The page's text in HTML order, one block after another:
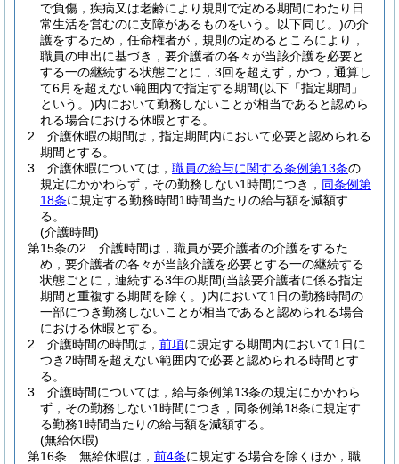
で負傷，疾病又は老齢により規則で定める期間にわたり日
常生活を営むのに支障があるものをいう。以下同じ。)の介
護をするため，任命権者が，規則の定めるところにより，
職員の申出に基づき，要介護者の各々が当該介護を必要と
する一の継続する状態ごとに，3回を超えず，かつ，通算し
て6月を超えない範囲内で指定する期間(以下「指定期間」
という。)内において勤務しないことが相当であると認めら
れる場合における休暇とする。
2
介護休暇の期間は，指定期間内において必要と認められる
期間とする。
3
介護休暇については， 職員の給与に関する条例第13条の
規定にかかわらず，その勤務しない1時間につき， 同条例第
18条に規定する勤務時間1時間当たりの給与額を減額す
る。
(介護時間)
第15条の2
介護時間は，職員が要介護者の介護をするた
め，要介護者の各々が当該介護を必要とする一の継続する
状態ごとに，連続する3年の期間(当該要介護者に係る指定
期間と重複する期間を除く。)内において1日の勤務時間の
一部につき勤務しないことが相当であると認められる場合
における休暇とする。
2
介護時間の時間は， 前項に規定する期間内において1日に
つき2時間を超えない範囲内で必要と認められる時間とす
る。
3
介護時間については，給与条例第13条の規定にかかわら
ず，その勤務しない1時間につき，同条例第18条に規定す
る勤務1時間当たりの給与額を減額する。
(無給休暇)
第16条
無給休暇は， 前4条に規定する場合を除くほか，職